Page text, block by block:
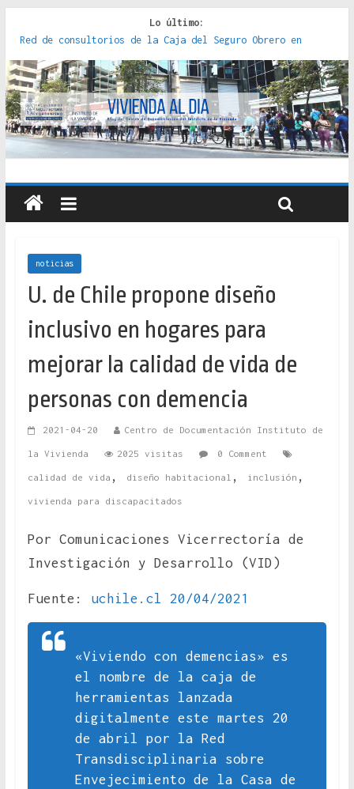
Lo último:
Red de consultorios de la Caja del Seguro Obrero en
Santiago : un patrimonio emblemático [2014]
Genocidios indígenas en América Latina [2023]
Estudios sobre la espacialización de los Estados :
políticas, prácticas y representaciones [2022]
Donde el pedernal choca con el acero : hacia una teoría
crítica de las fronteras latinoamericanas [2020]
Criterios técnicos para una vivienda adecuada [2019]
noticias
U. de Chile propone diseño
inclusivo en hogares para
mejorar la calidad de vida de
personas con demencia
2021-04-20 Centro de Documentación Instituto de
la Vivienda 2025 visitas 0 Comment
calidad de vida , diseño habitacional , inclusión ,
vivienda para discapacitados
Por Comunicaciones Vicerrectoría de
Investigación y Desarrollo (VID)
Fuente: uchile.cl 20/04/2021
«Viviendo con demencias» es
el nombre de la caja de
herramientas lanzada
digitalmente este martes 20
de abril por la Red
Transdisciplinaria sobre
Envejecimiento de la Casa de